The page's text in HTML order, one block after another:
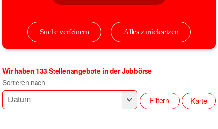
Alles zurücksetzen
Suche verfeinern
Wir haben 133 Stellenangebote in der Jobbörse
Sortieren nach
Filtern
Karte